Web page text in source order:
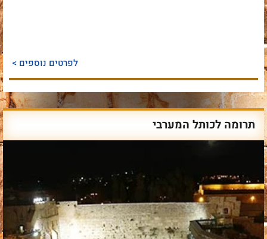
לפרטים נוספים >
תרומה לכותל המערבי